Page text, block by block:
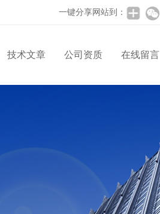
一键分享网站到：
技术文章 公司资质 在线留言